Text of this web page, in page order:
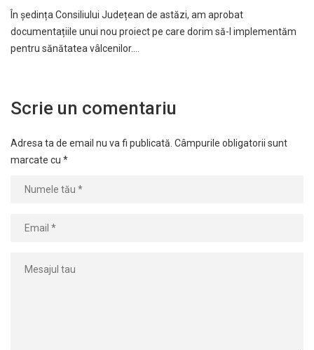
În ședința Consiliului Județean de astăzi, am aprobat
documentațiile unui nou proiect pe care dorim să-l implementăm
pentru sănătatea vâlcenilor.…
Scrie un comentariu
Adresa ta de email nu va fi publicată. Câmpurile obligatorii sunt
marcate cu *